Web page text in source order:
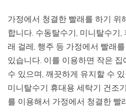
가정에서 청결한 빨래를 하기 위
합니다. 수동탈수기, 미니탈수기,
래 걸레, 행주 등 가정에서 빨래
있습니다. 이를 이용하면 작은
수 있으며, 깨끗하게 유지할 수
미니탈수기 휴대용 세탁기 건조
를 이용해서 가정에서 청결한 빨